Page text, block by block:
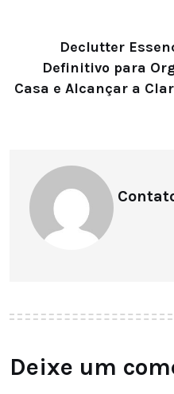
Declutter
Definitivo para
Casa e Alcançar a
Deixe um